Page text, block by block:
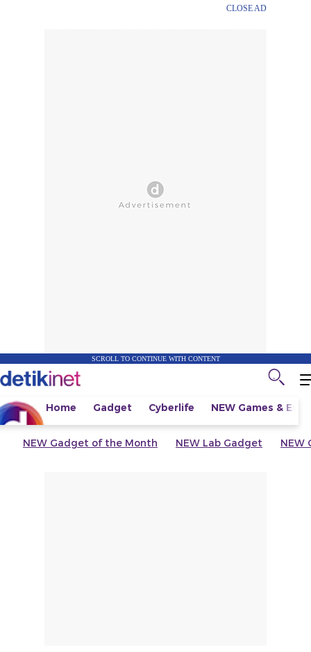
CLOSE AD
SCROLL TO CONTINUE WITH CONTENT
Home Gadget Cyberlife NEW Games &
NEW Gadget of the Month NEW Lab Gadget NEW